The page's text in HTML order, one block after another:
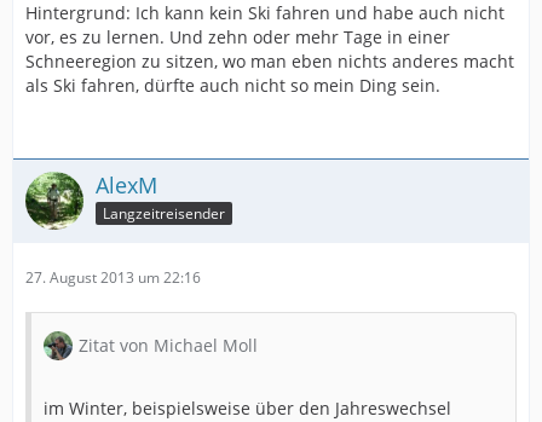
Hintergrund: Ich kann kein Ski fahren und habe auch nicht
vor, es zu lernen. Und zehn oder mehr Tage in einer
Schneeregion zu sitzen, wo man eben nichts anderes macht
als Ski fahren, dürfte auch nicht so mein Ding sein.
AlexM
Langzeitreisender
27. August 2013 um 22:16
Zitat von Michael Moll
im Winter, beispielsweise über den Jahreswechsel